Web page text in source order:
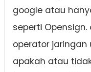
google atau
seperti
operator
apakah atau